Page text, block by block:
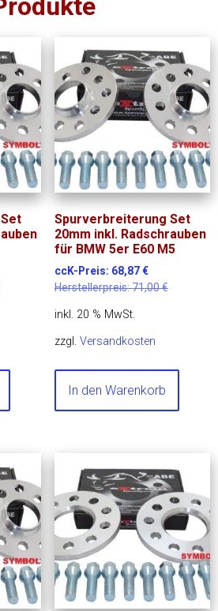
Spurverbreiterung Set
20mm inkl. Radschrauben
für BMW 5er E60 M5
ccK-Preis: 68,87€
Herstellerpreis:71,00€
inkl. 20 % MwSt.
zzgl. Versandkosten
In den Warenkorb